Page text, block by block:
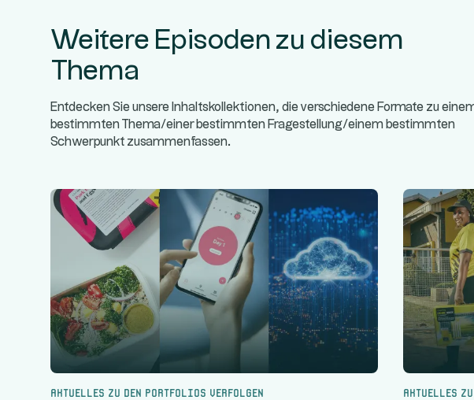
Weitere Episoden zu diesem
Thema
Entdecken Sie unsere Inhaltskollektionen, die verschiedene Formate zu
bestimmten Thema/einer bestimmten Fragestellung/einem bestimmten
Schwerpunkt zusammenfassen.
Aktuelles zu den Portfolios verfolgen Aktuelles